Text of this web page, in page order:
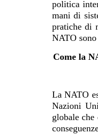
politica
mani di
pratiche di
NATO
Come la
La NATO
Nazioni
globale